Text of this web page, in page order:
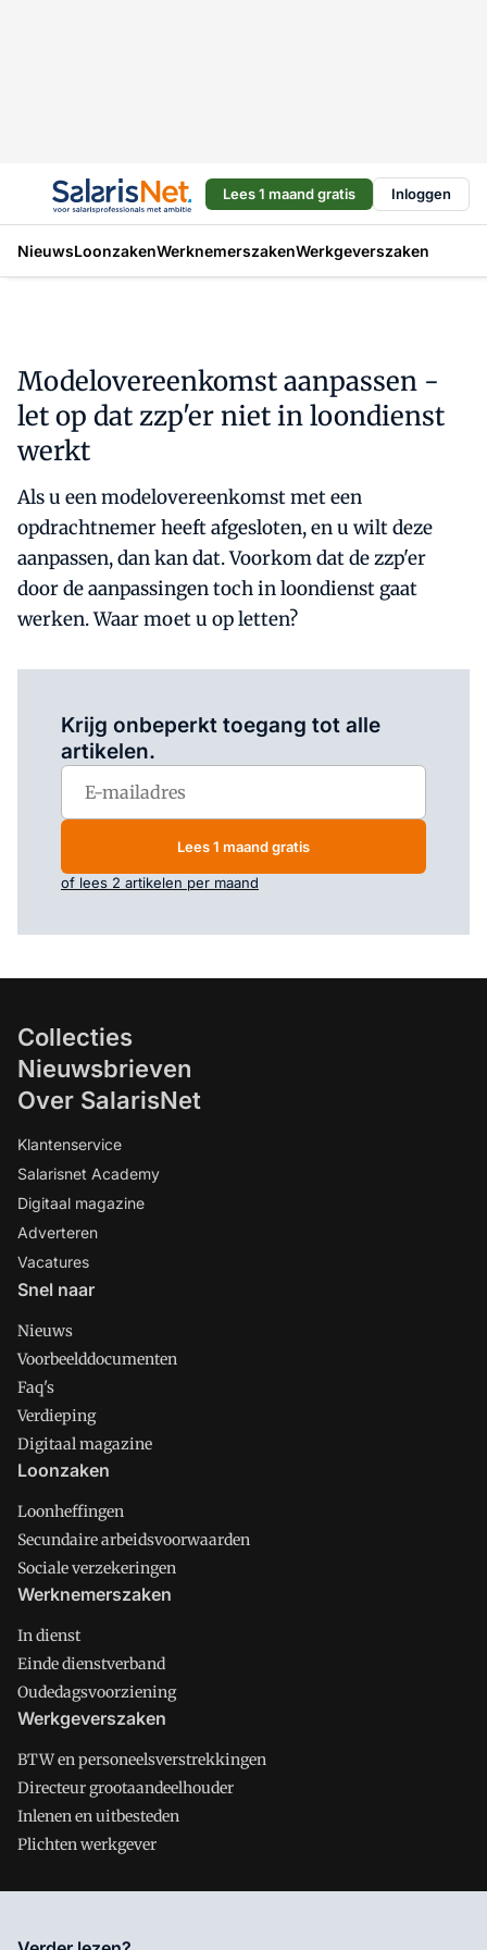
Lees 1 maand gratis Inloggen
NieuwsLoonzakenWerknemerszakenWerkgeverszaken
Modelovereenkomst aanpassen -
let op dat zzp'er niet in loondienst
werkt
Als u een modelovereenkomst met een
opdrachtnemer heeft afgesloten, en u wilt deze
aanpassen, dan kan dat. Voorkom dat de zzp'er
door de aanpassingen toch in loondienst gaat
werken. Waar moet u op letten?
Krijg onbeperkt toegang tot alle
artikelen.
Lees 1 maand gratis
of lees 2 artikelen per maand
Collecties
Nieuwsbrieven
Over SalarisNet
Klantenservice
Salarisnet Academy
Digitaal magazine
Adverteren
Vacatures
Snel naar
Nieuws
Voorbeelddocumenten
Faq's
Verdieping
Digitaal magazine
Loonzaken
Loonheffingen
Secundaire arbeidsvoorwaarden
Sociale verzekeringen
Werknemerszaken
In dienst
Einde dienstverband
Oudedagsvoorziening
Werkgeverszaken
BTW en personeelsverstrekkingen
Directeur grootaandeelhouder
Inlenen en uitbesteden
Plichten werkgever
Salarisnet is onderdeel van VMN media. Lees in